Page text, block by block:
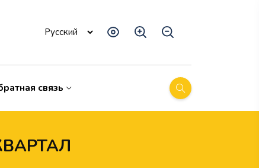
связь